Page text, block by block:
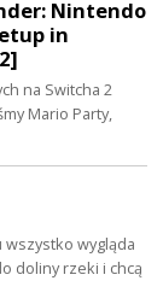
Nintendo
in
na Switcha 2
Mario Party,
wygląda
doliny rzeki i chcą